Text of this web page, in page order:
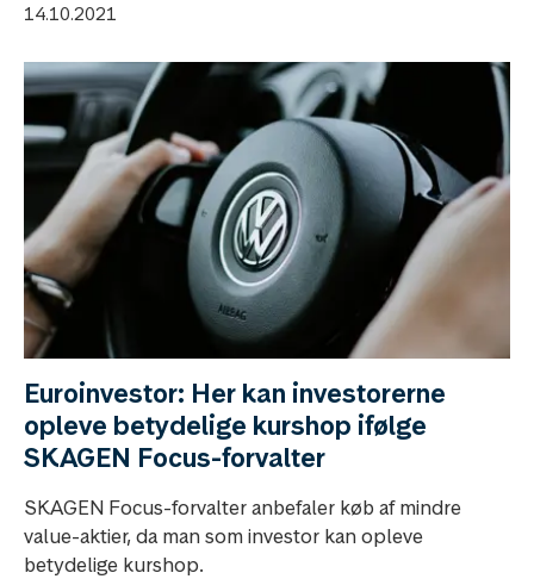
14.10.2021
Euroinvestor: Her kan investorerne
opleve betydelige kurshop ifølge
SKAGEN Focus-forvalter
SKAGEN Focus-forvalter anbefaler køb af mindre
value-aktier, da man som investor kan opleve
betydelige kurshop.